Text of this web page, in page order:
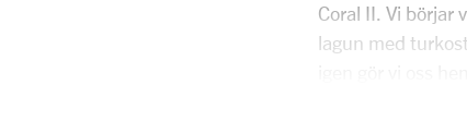
Coral II. Vi börjar
lagun med
igen gör vi oss